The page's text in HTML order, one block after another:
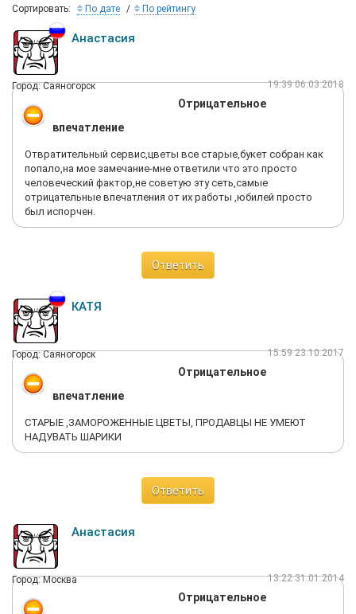
Сортировать: По дате По рейтингу
Анастасия
Город: Саяногорск 19:39 06.03.2018
Отрицательное
впечатление
Отвратительный сервис,цветы все старые,букет собран как
попало,на мое замечание-мне ответили что это просто
человеческий фактор,не советую эту сеть,самые
отрицательные впечатления от их работы ,юбилей просто
был испорчен.
Ответить
КАТЯ
Город: Саяногорск 15:59 23.10.2017
Отрицательное
впечатление
СТАРЫЕ ,ЗАМОРОЖЕННЫЕ ЦВЕТЫ, ПРОДАВЦЫ НЕ УМЕЮТ
НАДУВАТЬ ШАРИКИ
Ответить
Анастасия
Город: Москва 13:22 31.01.2014
Отрицательное